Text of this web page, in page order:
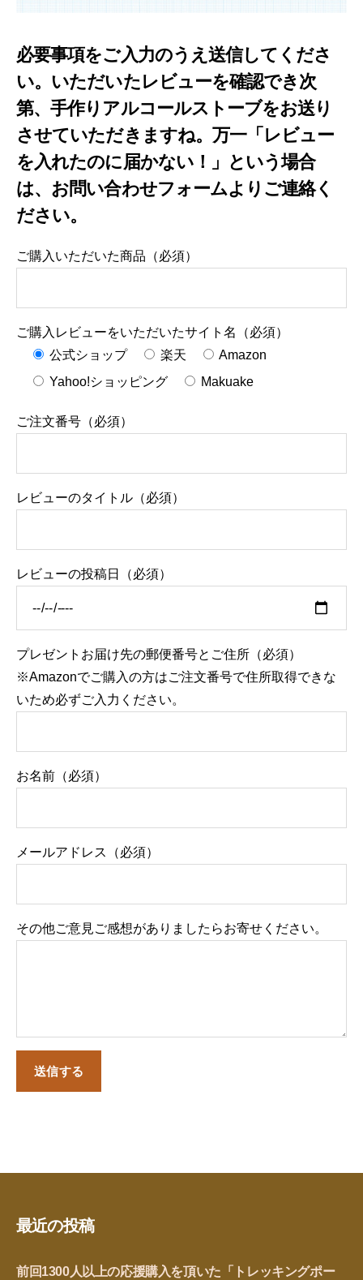
必要事項をご入力のうえ送信してくださ
い。いただいたレビューを確認でき次
第、手作りアルコールストーブをお送り
させていただきますね。万一「レビュー
を入れたのに届かない！」という場合
は、お問い合わせフォームよりご連絡く
ださい。
ご購入いただいた商品（必須）
ご購入レビューをいただいたサイト名（必須）
公式ショップ
楽天
Amazon
Yahoo!ショッピング
Makuake
ご注文番号（必須）
レビューのタイトル（必須）
レビューの投稿日（必須）
プレゼントお届け先の郵便番号とご住所（必須）
※Amazonでご購入の方はご注文番号で住所取得できな
いため必ずご入力ください。
お名前（必須）
メールアドレス（必須）
その他ご意見ご感想がありましたらお寄せください。
最近の投稿
前回1300人以上の応援購入を頂いた「トレッキングポー